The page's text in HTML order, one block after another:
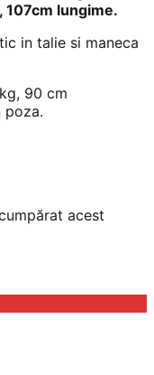
lungime.
in talie si maneca
90 cm
poza.
acest